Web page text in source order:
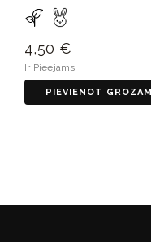
4,50 €
Ir Pieejams
PIEVIENOT GROZAM